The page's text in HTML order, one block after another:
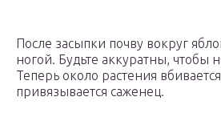
После засыпки почву вокруг
ногой. Будьте аккуратны, чтобы
Теперь около растения
привязывается саженец.